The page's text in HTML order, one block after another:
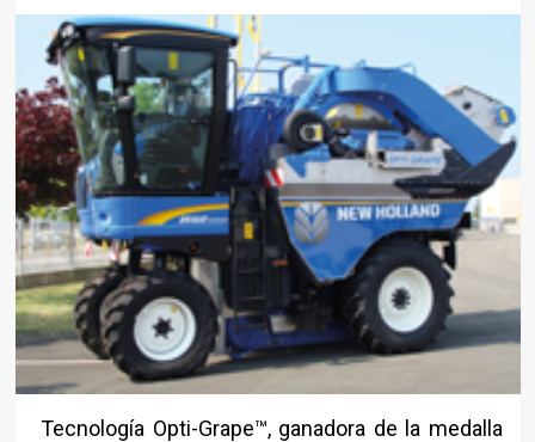
Tecnología Opti-Grape™, ganadora de la medalla